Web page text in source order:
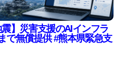
震】災害支援のAIインフラ
で無償提供 #熊本県緊急支